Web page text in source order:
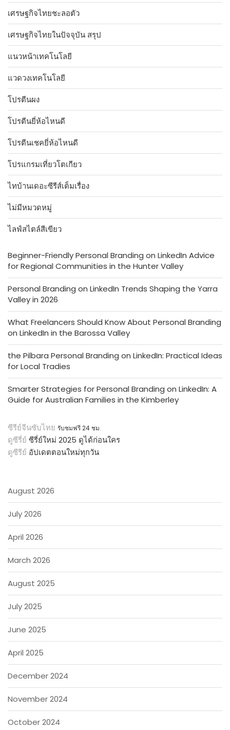
เศรษฐกิจไทยชะลอตัว
เศรษฐกิจไทยในปัจจุบัน สรุป
แนวหน้าเทคโนโลยี
แวดวงเทคโนโลยี
โปรตีนผง
โปรตีนยี่ห้อไหนดี
โปรตีนเชคยี่ห้อไหนดี
โปรแกรมเที่ยวโตเกียว
ไทบ้านเดอะซีรีส์เต็มเรื่อง
ไม่มีหมวดหมู่
ไลฟ์สไตล์สีเขียว
Beginner-Friendly Personal Branding on LinkedIn Advice
for Regional Communities in the Hunter Valley
Personal Branding on LinkedIn Trends Shaping the Yarra
Valley in 2026
What Freelancers Should Know About Personal Branding
on LinkedIn in the Barossa Valley
the Pilbara Personal Branding on LinkedIn: Practical Ideas
for Local Tradies
Smarter Strategies for Personal Branding on LinkedIn: A
Guide for Australian Families in the Kimberley
ซีรีย์จีนซับไทย รับชมฟรี 24 ชม.
ดูซีรี่ย์ ซีรี่ย์ใหม่ 2025 ดูได้ก่อนใคร
ดูซีรีย์ อัปเดตตอนใหม่ทุกวัน
August 2026
July 2026
April 2026
March 2026
August 2025
July 2025
June 2025
April 2025
December 2024
November 2024
October 2024